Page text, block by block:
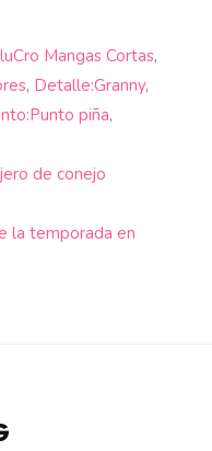
Mangas Cortas,
, Detalle:Granny,
piña,
de conejo
la temporada en